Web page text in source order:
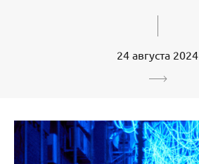
24 августа 2024